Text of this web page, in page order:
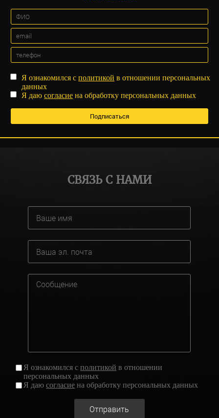
Я ознакомился сполитикой в отношении персональных
данных
Я даюсогласие на обработку персональных данных
СВЯЗЬ С НАМИ
Я ознакомился сполитикой в отношении
персональных данных
Я даюсогласие на обработку персональных данных
Отправить